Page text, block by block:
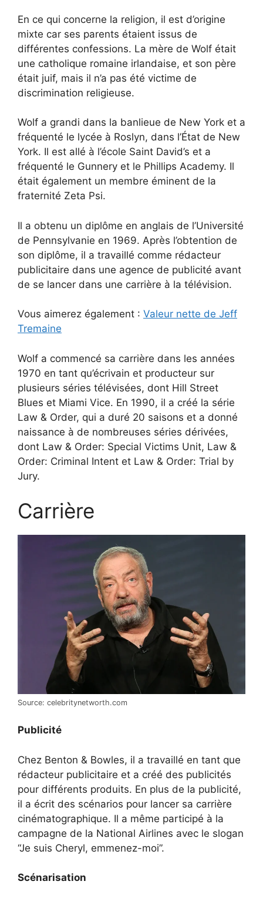
En ce qui concerne la religion, il est d’origine
mixte car ses parents étaient issus de
différentes confessions. La mère de Wolf était
une catholique romaine irlandaise, et son père
était juif, mais il n’a pas été victime de
discrimination religieuse.
Wolf a grandi dans la banlieue de New York et a
fréquenté le lycée à Roslyn, dans l’État de New
York. Il est allé à l’école Saint David’s et a
fréquenté le Gunnery et le Phillips Academy. Il
était également un membre éminent de la
fraternité Zeta Psi.
Il a obtenu un diplôme en anglais de l’Université
de Pennsylvanie en 1969. Après l’obtention de
son diplôme, il a travaillé comme rédacteur
publicitaire dans une agence de publicité avant
de se lancer dans une carrière à la télévision.
Vous aimerez également : Valeur nette de Jeff
Tremaine
Wolf a commencé sa carrière dans les années
1970 en tant qu’écrivain et producteur sur
plusieurs séries télévisées, dont Hill Street
Blues et Miami Vice. En 1990, il a créé la série
Law & Order, qui a duré 20 saisons et a donné
naissance à de nombreuses séries dérivées,
dont Law & Order: Special Victims Unit, Law &
Order: Criminal Intent et Law & Order: Trial by
Jury.
Carrière
Source: celebritynetworth.com
Publicité
Chez Benton & Bowles, il a travaillé en tant que
rédacteur publicitaire et a créé des publicités
pour différents produits. En plus de la publicité,
il a écrit des scénarios pour lancer sa carrière
cinématographique. Il a même participé à la
campagne de la National Airlines avec le slogan
“Je suis Cheryl, emmenez-moi”.
Scénarisation